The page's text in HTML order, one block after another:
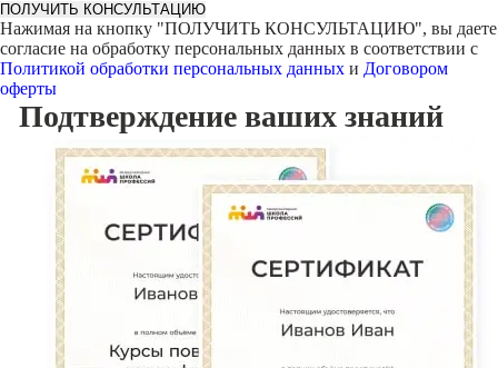
ПОЛУЧИТЬ КОНСУЛЬТАЦИЮ
Нажимая на кнопку "ПОЛУЧИТЬ КОНСУЛЬТАЦИЮ", вы даете
согласие на обработку персональных данных в соответствии с
Политикой обработки персональных данных и Договором
оферты
Подтверждение ваших знаний